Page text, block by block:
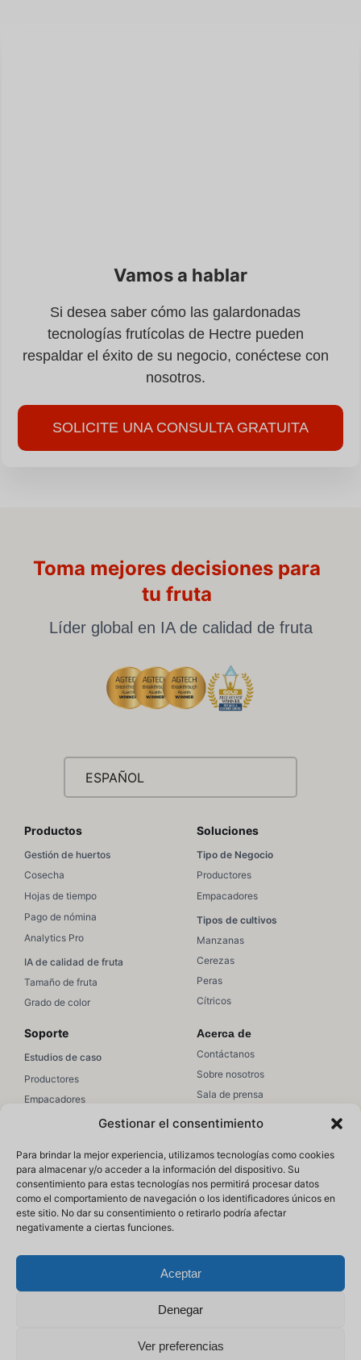
Gestionar el consentimiento
Para brindar la mejor experiencia, utilizamos tecnologías como cookies
para almacenar y/o acceder a la información del dispositivo. Su
consentimiento para estas tecnologías nos permitirá procesar datos
como el comportamiento de navegación o los identificadores únicos en
este sitio. No dar su consentimiento o retirarlo podría afectar
negativamente a ciertas funciones.
Aceptar
Denegar
Ver preferencias
Vamos a hablar
Si desea saber cómo las galardonadas
tecnologías frutícolas de Hectre pueden
respaldar el éxito de su negocio, conéctese con
nosotros.
SOLICITE UNA CONSULTA GRATUITA
Toma mejores decisiones para
tu fruta
Líder global en IA de calidad de fruta
ESPAÑOL
Productos
Gestión de huertos
Cosecha
Hojas de tiempo
Pago de nómina
Analytics Pro
IA de calidad de fruta
Tamaño de fruta
Grado de color
Soluciones
Tipo de Negocio
Productores
Empacadores
Tipos de cultivos
Manzanas
Cerezas
Peras
Cítricos
Soporte
Estudios de caso
Productores
Empacadores
Ventas/Marketing
Recursos
Educación
Webinars
Blog
Acerca de
Contáctanos
Sobre nosotros
Sala de prensa
Soporte de Hectre
Artículos de ayuda
Acceso